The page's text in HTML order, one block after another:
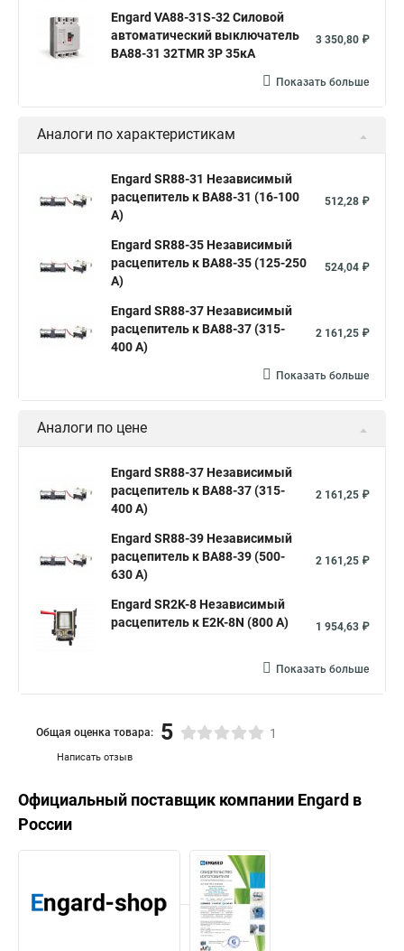
Engard VA88-31S-32 Силовой
автоматический выключатель
ВА88-31 32TMR 3P 35кА
3 350,80 ₽
Показать больше
Аналоги по характеристикам
Engard SR88-31 Независимый
расцепитель к ВА88-31 (16-100
А)
512,28 ₽
Engard SR88-35 Независимый
расцепитель к ВА88-35 (125-250
А)
524,04 ₽
Engard SR88-37 Независимый
расцепитель к ВА88-37 (315-
400 А)
2 161,25 ₽
Показать больше
Аналоги по цене
Engard SR88-37 Независимый
расцепитель к ВА88-37 (315-
400 А)
2 161,25 ₽
Engard SR88-39 Независимый
расцепитель к ВА88-39 (500-
630 А)
2 161,25 ₽
Engard SR2K-8 Независимый
расцепитель к Е2К-8N (800 А)
1 954,63 ₽
Показать больше
Написать отзыв
Общая оценка товара: 5 1
Официальный поставщик компании Engard в
России